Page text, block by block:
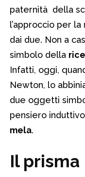
paternità della
l’approccio per
dai due. Non a
simbolo della
Infatti, oggi,
Newton, lo
due oggetti
pensiero
mela.
Il prisma